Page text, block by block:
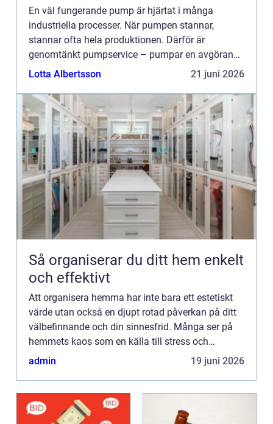
En väl fungerande pump är hjärtat i många
industriella processer. När pumpen stannar,
stannar ofta hela produktionen. Därför är
genomtänkt pumpservice – pumpar en avgörande
del av underhå...
Lotta Albertsson 21 juni 2026
Så organiserar du ditt hem enkelt
och effektivt
Att organisera hemma har inte bara ett estetiskt
värde utan också en djupt rotad påverkan på ditt
välbefinnande och din sinnesfrid. Många ser på
hemmets kaos som en källa till stress och
ointaglighet, men ...
admin 19 juni 2026